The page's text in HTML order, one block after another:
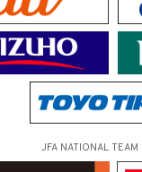
JFA NATIONAL TEAM